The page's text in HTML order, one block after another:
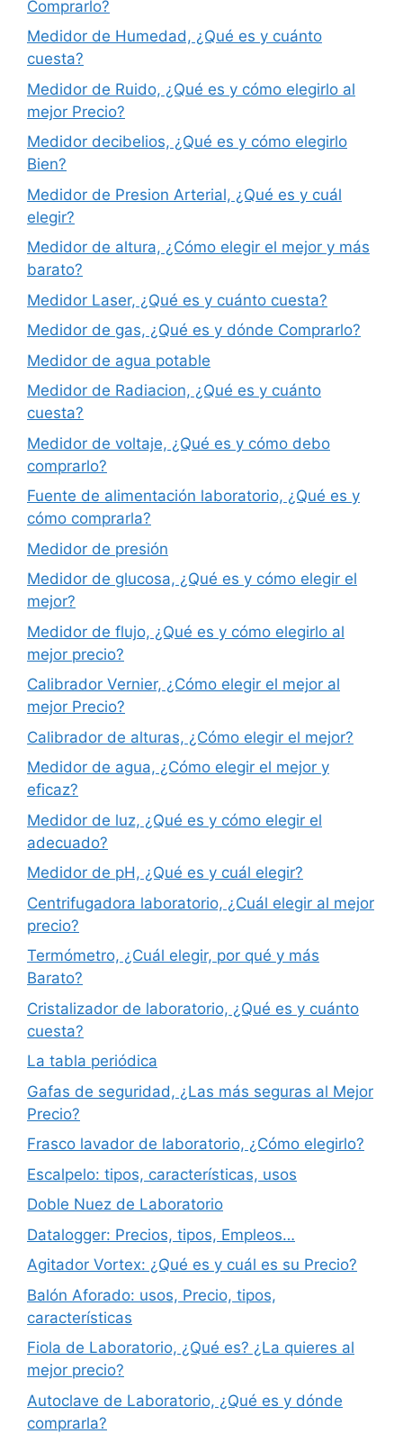
Comprarlo?
Medidor de Humedad, ¿Qué es y cuánto
cuesta?
Medidor de Ruido, ¿Qué es y cómo elegirlo al
mejor Precio?
Medidor decibelios, ¿Qué es y cómo elegirlo
Bien?
Medidor de Presion Arterial, ¿Qué es y cuál
elegir?
Medidor de altura, ¿Cómo elegir el mejor y más
barato?
Medidor Laser, ¿Qué es y cuánto cuesta?
Medidor de gas, ¿Qué es y dónde Comprarlo?
Medidor de agua potable
Medidor de Radiacion, ¿Qué es y cuánto
cuesta?
Medidor de voltaje, ¿Qué es y cómo debo
comprarlo?
Fuente de alimentación laboratorio, ¿Qué es y
cómo comprarla?
Medidor de presión
Medidor de glucosa, ¿Qué es y cómo elegir el
mejor?
Medidor de flujo, ¿Qué es y cómo elegirlo al
mejor precio?
Calibrador Vernier, ¿Cómo elegir el mejor al
mejor Precio?
Calibrador de alturas, ¿Cómo elegir el mejor?
Medidor de agua, ¿Cómo elegir el mejor y
eficaz?
Medidor de luz, ¿Qué es y cómo elegir el
adecuado?
Medidor de pH, ¿Qué es y cuál elegir?
Centrifugadora laboratorio, ¿Cuál elegir al mejor
precio?
Termómetro, ¿Cuál elegir, por qué y más
Barato?
Cristalizador de laboratorio, ¿Qué es y cuánto
cuesta?
La tabla periódica
Gafas de seguridad, ¿Las más seguras al Mejor
Precio?
Frasco lavador de laboratorio, ¿Cómo elegirlo?
Escalpelo: tipos, características, usos
Doble Nuez de Laboratorio
Datalogger: Precios, tipos, Empleos…
Agitador Vortex: ¿Qué es y cuál es su Precio?
Balón Aforado: usos, Precio, tipos,
características
Fiola de Laboratorio, ¿Qué es? ¿La quieres al
mejor precio?
Autoclave de Laboratorio, ¿Qué es y dónde
comprarla?